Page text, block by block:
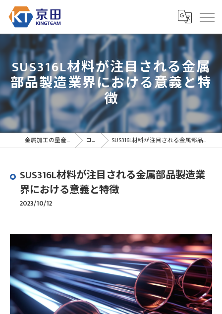
SUS316L材料が注目される金属
部品製造業界における意義と特
徴
金属加工の量産なら京田精密 コラム SUS316L材料が注目される金属部品製造業界における意義と特徴
SUS316L材料が注目される金属部品製造業
界における意義と特徴
2023/10/12